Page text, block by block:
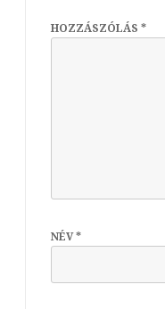
HOZZÁSZÓLÁS *
NÉV*